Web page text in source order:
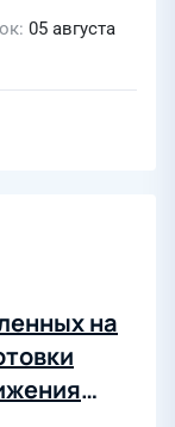
05 августа
на